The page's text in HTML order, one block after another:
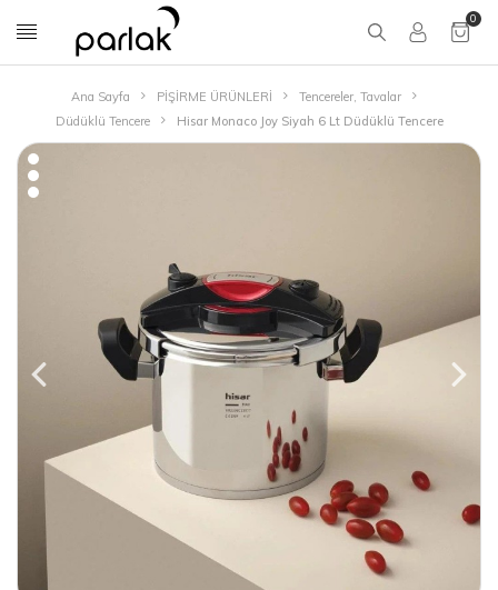
0
Ana Sayfa PİŞİRME ÜRÜNLERİ
Tencereler, Tavalar
Düdüklü Tencere
Hisar Monaco Joy Siyah 6 Lt Düdüklü Tencere